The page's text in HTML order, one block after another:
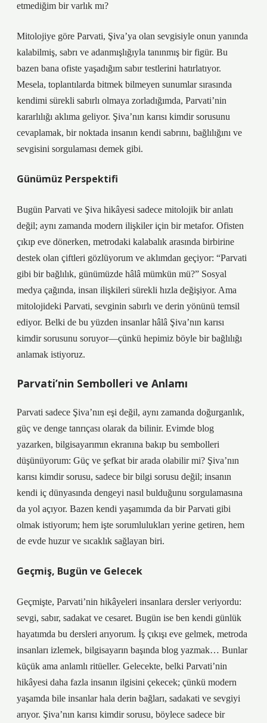
etmediğim bir varlık mı?
Mitolojiye göre Parvati, Şiva’ya olan sevgisiyle onun yanında
kalabilmiş, sabrı ve adanmışlığıyla tanınmış bir figür. Bu
bazen bana ofiste yaşadığım sabır testlerini hatırlatıyor.
Mesela, toplantılarda bitmek bilmeyen sunumlar sırasında
kendimi sürekli sabırlı olmaya zorladığımda, Parvati’nin
kararlılığı aklıma geliyor. Şiva’nın karısı kimdir sorusunu
cevaplamak, bir noktada insanın kendi sabrını, bağlılığını ve
sevgisini sorgulaması demek gibi.
Günümüz Perspektifi
Bugün Parvati ve Şiva hikâyesi sadece mitolojik bir anlatı
değil; aynı zamanda modern ilişkiler için bir metafor. Ofisten
çıkıp eve dönerken, metrodaki kalabalık arasında birbirine
destek olan çiftleri gözlüyorum ve aklımdan geçiyor: “Parvati
gibi bir bağlılık, günümüzde hâlâ mümkün mü?” Sosyal
medya çağında, insan ilişkileri sürekli hızla değişiyor. Ama
mitolojideki Parvati, sevginin sabırlı ve derin yönünü temsil
ediyor. Belki de bu yüzden insanlar hâlâ Şiva’nın karısı
kimdir sorusunu soruyor—çünkü hepimiz böyle bir bağlılığı
anlamak istiyoruz.
Parvati’nin Sembolleri ve Anlamı
Parvati sadece Şiva’nın eşi değil, aynı zamanda doğurganlık,
güç ve denge tanrıçası olarak da bilinir. Evimde blog
yazarken, bilgisayarımın ekranına bakıp bu sembolleri
düşünüyorum: Güç ve şefkat bir arada olabilir mi? Şiva’nın
karısı kimdir sorusu, sadece bir bilgi sorusu değil; insanın
kendi iç dünyasında dengeyi nasıl bulduğunu sorgulamasına
da yol açıyor. Bazen kendi yaşamımda da bir Parvati gibi
olmak istiyorum; hem işte sorumlulukları yerine getiren, hem
de evde huzur ve sıcaklık sağlayan biri.
Geçmiş, Bugün ve Gelecek
Geçmişte, Parvati’nin hikâyeleri insanlara dersler veriyordu:
sevgi, sabır, sadakat ve cesaret. Bugün ise ben kendi günlük
hayatımda bu dersleri arıyorum. İş çıkışı eve gelmek, metroda
insanları izlemek, bilgisayarın başında blog yazmak… Bunlar
küçük ama anlamlı ritüeller. Gelecekte, belki Parvati’nin
hikâyesi daha fazla insanın ilgisini çekecek; çünkü modern
yaşamda bile insanlar hala derin bağları, sadakati ve sevgiyi
arıyor. Şiva’nın karısı kimdir sorusu, böylece sadece bir